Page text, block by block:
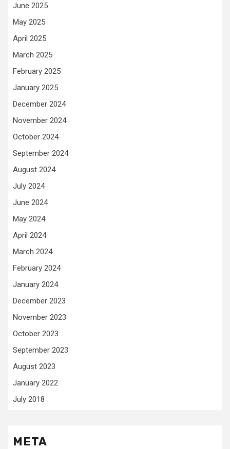
June 2025
May 2025
April 2025
March 2025
February 2025
January 2025
December 2024
November 2024
October 2024
September 2024
August 2024
July 2024
June 2024
May 2024
April 2024
March 2024
February 2024
January 2024
December 2023
November 2023
October 2023
September 2023
August 2023
January 2022
July 2018
META